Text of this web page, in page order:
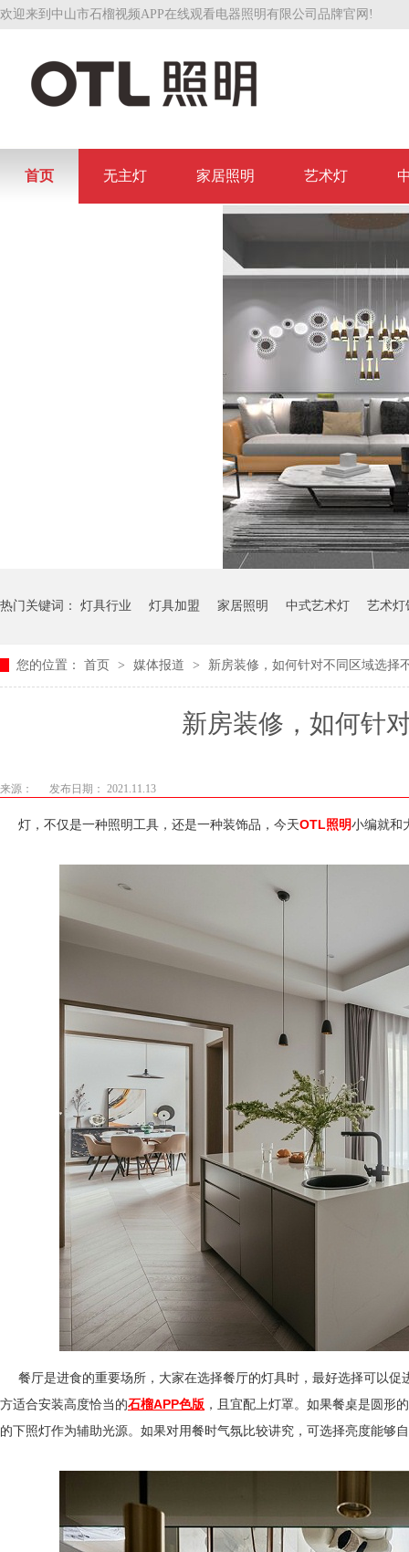
欢迎来到中山市石榴视频APP在线观看电器照明有限公司品牌官网!
首页 无主灯 家居照明 艺术灯
热门关键词： 灯具行业 灯具加盟 家居照明 中式艺术灯 艺术灯
您的位置： 首页 > 媒体报道 > 新房装修，如何针对不同区域选择
新房装修，如何
来源： 发布日期： 2021.11.13
灯，不仅是一种照明工具，还是一种装饰品，今天OTL照明小编就和
餐厅是进食的重要场所，大家在选择餐厅的灯具时，最好选择可以
方适合安装高度恰当的石榴APP色版 ，且宜配上灯罩。如果餐桌是
的下照灯作为辅助光源。如果对用餐时气氛比较讲究，可选择亮度能够